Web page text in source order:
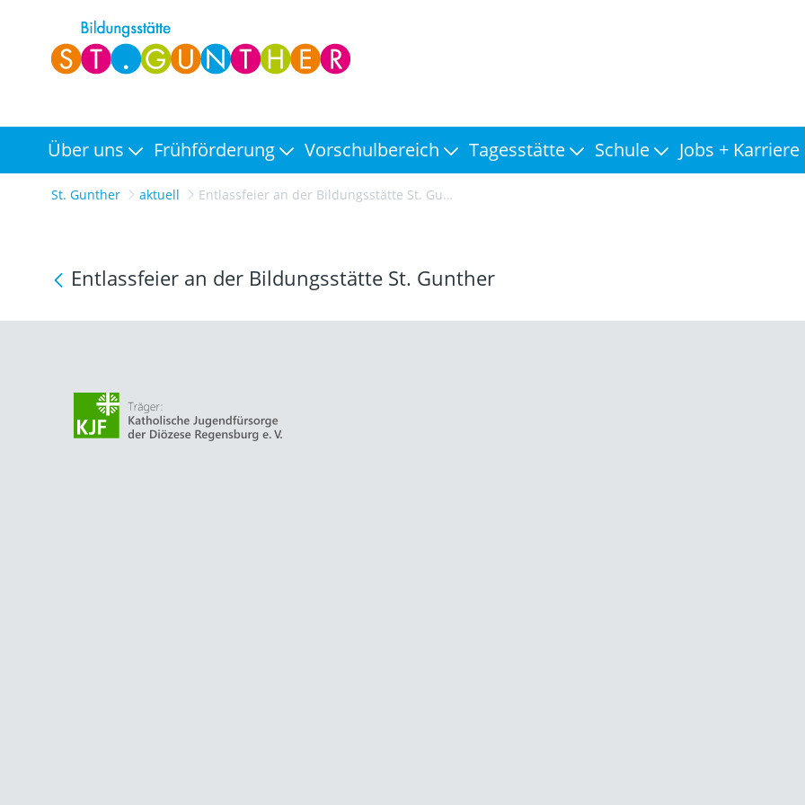
Über uns Frühförderung Vorschulbereich Tagesstätte Schule Jobs + Karriere
St. Gunther aktuell Entlassfeier an der Bildungsstätte St. Gunther
Entlassfeier an der Bildungsstätte St. Gunther